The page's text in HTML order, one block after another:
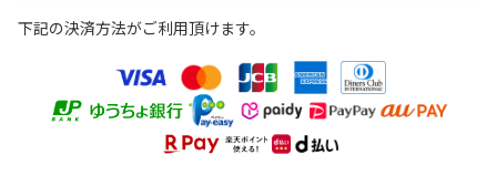
下記の決済方法がご利用頂けます。